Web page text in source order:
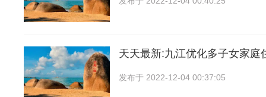
天天最新:九江优化多子女家庭
发布于 2022-12-04 00:37:05